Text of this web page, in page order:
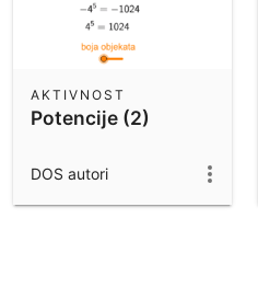
Potencije (2)
AKTIVNOST
DOS autori